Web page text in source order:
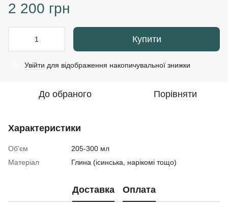
2 200 грн
Купити
Увійти для відображення накопичувальної знижки
До обраного Порівняти
Характеристики
Об'єм
205-300 мл
Матеріал
Глина (ісинська, нарікомі тощо)
Доставка Оплата